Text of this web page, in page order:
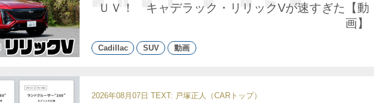
ＵＶ！ キャデラック・リリックVが速すぎた【動
画】
Cadillac SUV 動画
2026年08月07日 TEXT: 戸塚正人（CARトップ）